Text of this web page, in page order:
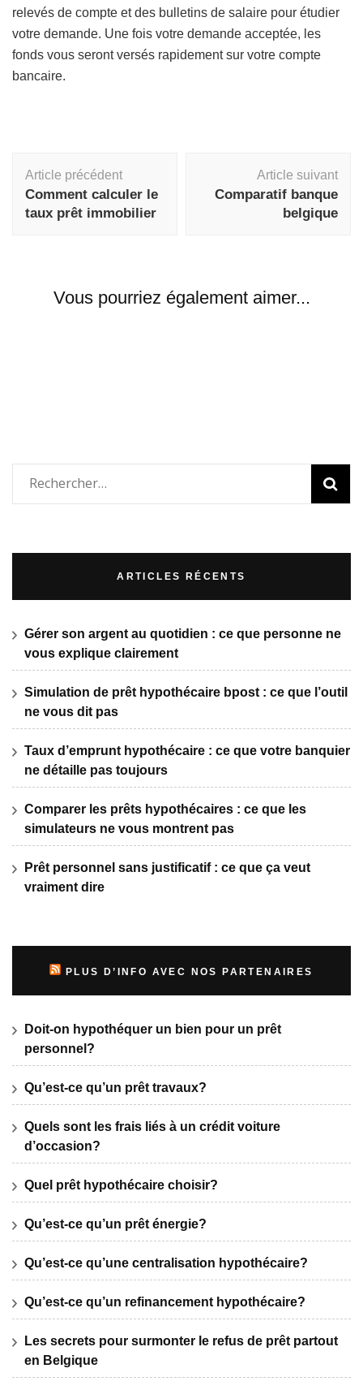
relevés de compte et des bulletins de salaire pour étudier
votre demande. Une fois votre demande acceptée, les
fonds vous seront versés rapidement sur votre compte
bancaire.
d'article
Article précédent
Comment calculer le
taux prêt immobilier
Article suivant
Comparatif banque
belgique
Vous pourriez également aimer...
Rechercher :
ARTICLES RÉCENTS
Gérer son argent au quotidien : ce que personne ne
vous explique clairement
Simulation de prêt hypothécaire bpost : ce que l’outil
ne vous dit pas
Taux d’emprunt hypothécaire : ce que votre banquier
ne détaille pas toujours
Comparer les prêts hypothécaires : ce que les
simulateurs ne vous montrent pas
Prêt personnel sans justificatif : ce que ça veut
vraiment dire
PLUS D’INFO AVEC NOS PARTENAIRES
Doit-on hypothéquer un bien pour un prêt
personnel?
Qu’est-ce qu’un prêt travaux?
Quels sont les frais liés à un crédit voiture
d’occasion?
Quel prêt hypothécaire choisir?
Qu’est-ce qu’un prêt énergie?
Qu’est-ce qu’une centralisation hypothécaire?
Qu’est-ce qu’un refinancement hypothécaire?
Les secrets pour surmonter le refus de prêt partout
en Belgique